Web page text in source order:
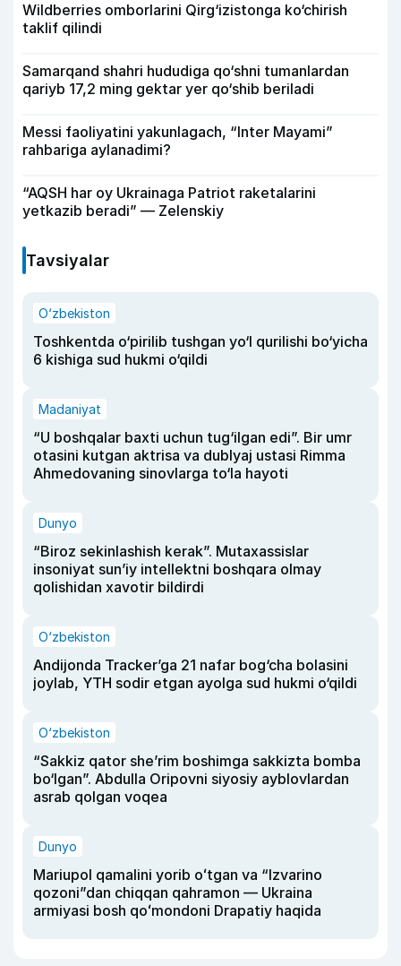
Wildberries omborlarini Qirg‘izistonga ko‘chirish
taklif qilindi
Samarqand shahri hududiga qo‘shni tumanlardan
qariyb 17,2 ming gektar yer qo‘shib beriladi
Messi faoliyatini yakunlagach, “Inter Mayami”
rahbariga aylanadimi?
“AQSH har oy Ukrainaga Patriot raketalarini
yetkazib beradi” — Zelenskiy
Tavsiyalar
O‘zbekiston
Toshkentda o‘pirilib tushgan yo‘l qurilishi bo‘yicha
6 kishiga sud hukmi o‘qildi
Madaniyat
“U boshqalar baxti uchun tug‘ilgan edi”. Bir umr
otasini kutgan aktrisa va dublyaj ustasi Rimma
Ahmedovaning sinovlarga to‘la hayoti
Dunyo
“Biroz sekinlashish kerak”. Mutaxassislar
insoniyat sun’iy intellektni boshqara olmay
qolishidan xavotir bildirdi
O‘zbekiston
Andijonda Tracker’ga 21 nafar bog‘cha bolasini
joylab, YTH sodir etgan ayolga sud hukmi o‘qildi
O‘zbekiston
“Sakkiz qator she’rim boshimga sakkizta bomba
bo‘lgan”. Abdulla Oripovni siyosiy ayblovlardan
asrab qolgan voqea
Dunyo
Mariupol qamalini yorib oʻtgan va “Izvarino
qozoni”dan chiqqan qahramon — Ukraina
armiyasi bosh qoʻmondoni Drapatiy haqida